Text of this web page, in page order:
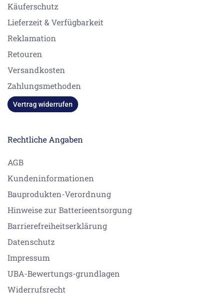
Käuferschutz
Lieferzeit & Verfügbarkeit
Reklamation
Retouren
Versandkosten
Zahlungsmethoden
Vertrag widerrufen
Rechtliche Angaben
AGB
Kundeninformationen
Bauprodukten-Verordnung
Hinweise zur Batterieentsorgung
Barrierefreiheitserklärung
Datenschutz
Impressum
UBA-Bewertungs-grundlagen
Widerrufsrecht